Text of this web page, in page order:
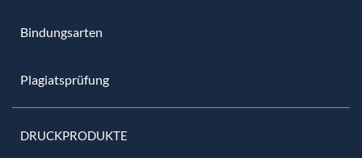
Bindungsarten
Plagiatsprüfung
DRUCKPRODUKTE